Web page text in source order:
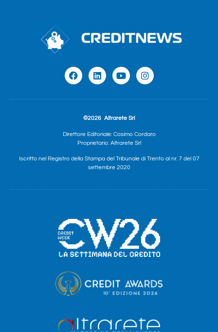
©2026 Altrarete Srl
Direttore Editoriale: Cosimo Cordaro
Proprietario: Altrarete Srl
Iscritto nel Registro della Stampa del Tribunale di Trento al nr. 7 del 07
settembre 2020